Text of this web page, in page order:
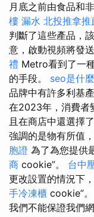
月底之前由食品和
樓 漏水 北投推拿推
判斷了這些產品，
意，啟動視頻將發
禮 Metro看到了一
的手段。 seo是什麼
品牌中有許多利基
在2023年，消費者
且在商店中還選擇
強調的是物有所值
胞證 為了為您提供
商 cookie”。 台中
更改設置的情況下
手冷凍櫃 cookie”。
我們不能保證我們